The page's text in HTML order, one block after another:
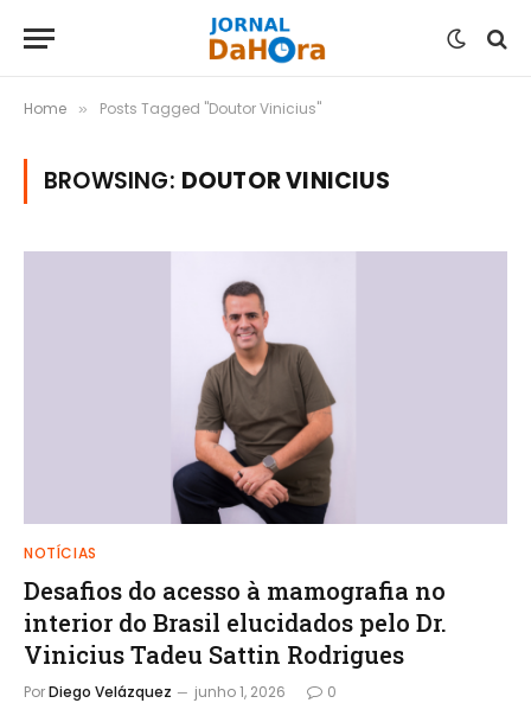
Home » Posts Tagged "Doutor Vinicius"
BROWSING: DOUTOR VINICIUS
NOTÍCIAS
Desafios do acesso à mamografia no
interior do Brasil elucidados pelo Dr.
Vinicius Tadeu Sattin Rodrigues
PorDiego Velázquez junho 1, 2026 0